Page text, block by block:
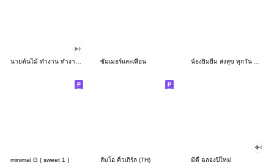
ซัมเมอร์และเพื่อน
minimal G ( sweet 1 ) ส้มโอ คิ้วเกิร์ล (TH) มีดี้ ฉลองปีใหม่